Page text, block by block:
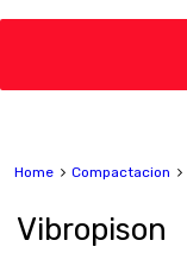
Home Compactacion
Vibropison